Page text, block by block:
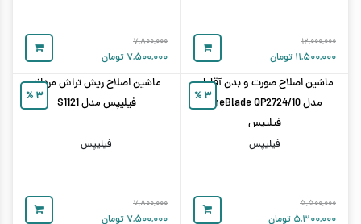
۱۲,۰۰۰,۰۰۰
۱۱,۵۰۰,۰۰۰ تومان
۷,۸۰۰,۰۰۰
۷,۵۰۰,۰۰۰ تومان
۳ %
ماشین اصلاح صورت و بدن آقایان
مدل OneBlade QP2724/10
فیلیپس
فیلیپس
۵,۵۰۰,۰۰۰
۵,۳۰۰,۰۰۰ تومان
۳ %
ماشین اصلاح ریش تراش مردانه
فیلیپس مدل S1121
فیلیپس
۷,۸۰۰,۰۰۰
۷,۵۰۰,۰۰۰ تومان